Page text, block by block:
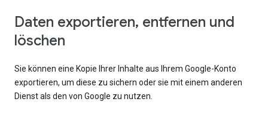
Daten exportieren, entfernen und
löschen
Sie können eine Kopie Ihrer Inhalte aus Ihrem Google-Konto
exportieren, um diese zu sichern oder sie mit einem anderen
Dienst als den von Google zu nutzen.